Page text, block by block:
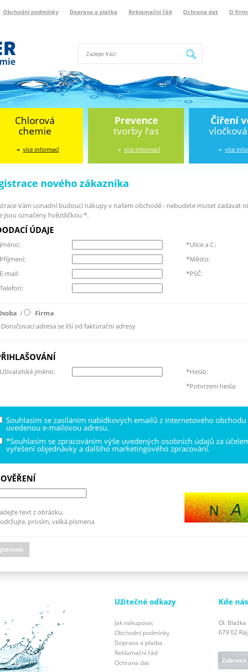
Obchodní podmínky Doprava a platba Reklamační řád Ochrana dat O
Hledat
Chlorová
chemie
více informací
Prevence
tvorby řas
více informací
Čiření
více
nového zákazníka
Vám usnadní budoucí nákupy v našem obchodě - nebudete muset zadávat
jsou označeny hvězdičkou *.
ÚDAJE
*Ulice a č.:
*Město:
mail:
*PSČ:
/
Firma
Doručovací adresa se liší od fakturační adresy
jméno:
*Heslo:
*Potvrzeni hesla:
Souhlasím se zasíláním nabídkových emailů z internetového obchodu
uvedenou e-mailovou adresu.
*Souhlasím se zpracováním výše uvedených osobních údajů za
vyřešení objednávky a dalšího marketingového zpracování.
text z obrázku,
prosím, velká písmena
Užitečné odkazy
Jak nakupovat
Obchodní podmínky
Doprava a platba
Reklamační řád
Ochrana dat
Kde
Ol. Blažka
679 02
Zobrazit